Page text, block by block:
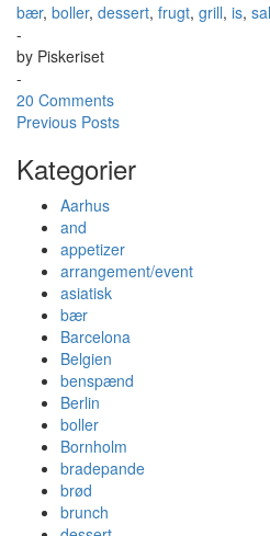
bær, boller, dessert, frugt, grill, is,
-
by Piskeriset
-
20 Comments
Previous Posts
Kategorier
Aarhus
and
appetizer
arrangement/event
asiatisk
bær
Barcelona
Belgien
benspænd
Berlin
boller
Bornholm
bradepande
brød
brunch